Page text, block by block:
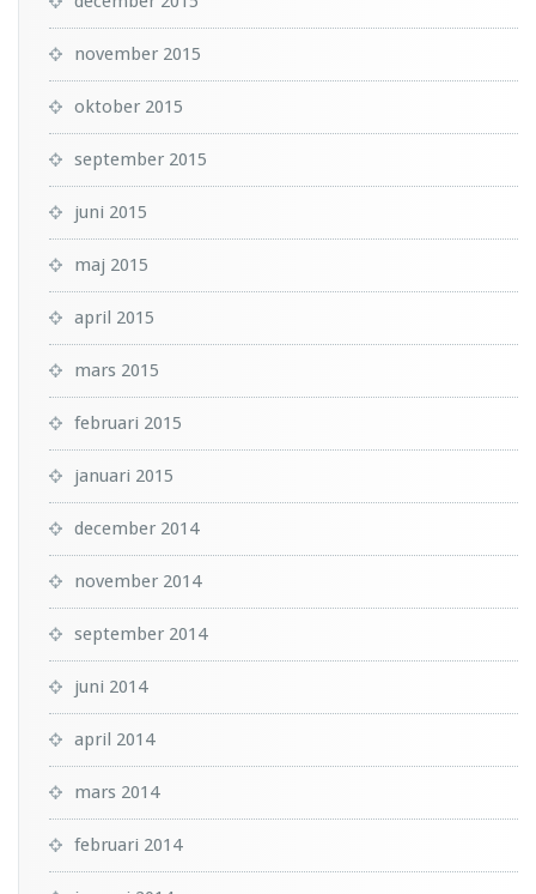
november 2015
oktober 2015
september 2015
juni 2015
maj 2015
april 2015
mars 2015
februari 2015
januari 2015
december 2014
november 2014
september 2014
juni 2014
april 2014
mars 2014
februari 2014